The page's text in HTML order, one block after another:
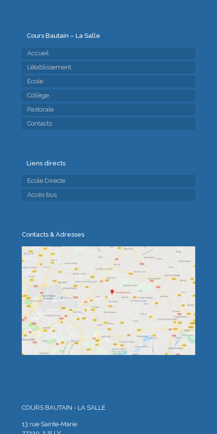
Cours Bautain – La Salle
Accueil
L’établissement
Ecole
Collège
Pastorale
Contacts
Liens directs
Ecole Directe
Accès bus
Contacts & Adresses
COURS BAUTAIN - LA SALLE
13 rue Sainte-Marie